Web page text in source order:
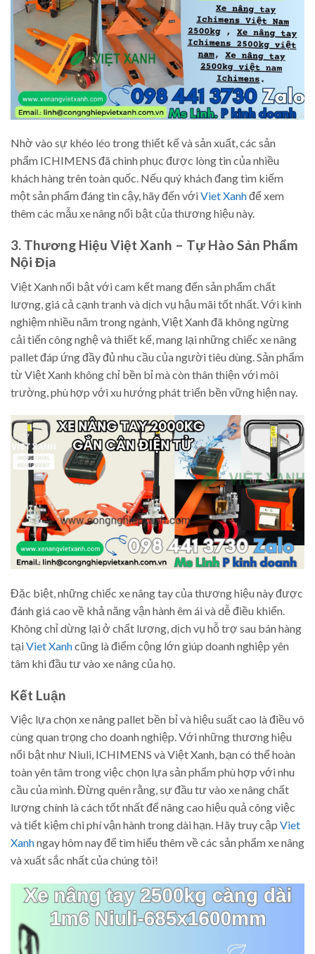
Nhờ vào sự khéo léo trong thiết kế và sản xuất, các sản
phẩm ICHIMENS đã chinh phục được lòng tin của nhiều
khách hàng trên toàn quốc. Nếu quý khách đang tìm kiếm
một sản phẩm đáng tin cậy, hãy đến vớiViet Xanhđể xem
thêm các mẫu xe nâng nổi bật của thương hiệu này.
3. Thương Hiệu Việt Xanh – Tự Hào Sản Phẩm
Nội Địa
Việt Xanh nổi bật với cam kết mang đến sản phẩm chất
lượng, giá cả cạnh tranh và dịch vụ hậu mãi tốt nhất. Với kinh
nghiệm nhiều năm trong ngành, Việt Xanh đã không ngừng
cải tiến công nghệ và thiết kế, mang lại những chiếc xe nâng
pallet đáp ứng đầy đủ nhu cầu của người tiêu dùng. Sản phẩm
từ Việt Xanh không chỉ bền bỉ mà còn thân thiện với môi
trường, phù hợp với xu hướng phát triển bền vững hiện nay.
Đặc biệt, những chiếc xe nâng tay của thương hiệu này được
đánh giá cao về khả năng vận hành êm ái và dễ điều khiển.
Không chỉ dừng lại ở chất lượng, dịch vụ hỗ trợ sau bán hàng
tạiViet Xanhcũng là điểm cộng lớn giúp doanh nghiệp yên
tâm khi đầu tư vào xe nâng của họ.
Kết Luận
Việc lựa chọn xe nâng pallet bền bỉ và hiệu suất cao là điều vô
cùng quan trọng cho doanh nghiệp. Với những thương hiệu
nổi bật như Niuli, ICHIMENS và Việt Xanh, bạn có thể hoàn
toàn yên tâm trong việc chọn lựa sản phẩm phù hợp với nhu
cầu của mình. Đừng quên rằng, sự đầu tư vào xe nâng chất
lượng chính là cách tốt nhất để nâng cao hiệu quả công việc
và tiết kiệm chi phí vận hành trong dài hạn. Hãy truy cập Viet
Xanhngay hôm nay để tìm hiểu thêm về các sản phẩm xe nâng
và xuất sắc nhất của chúng tôi!